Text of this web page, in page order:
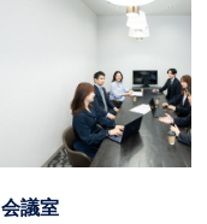
会議室